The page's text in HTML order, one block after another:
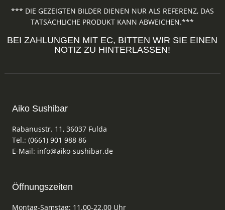
*** DIE GEZEIGTEN BILDER DIENEN NUR ALS REFERENZ, DAS
TATSÄCHLICHE PRODUKT KANN ABWEICHEN.***
BEI ZAHLUNGEN MIT EC, BITTEN WIR SIE EINEN
NOTIZ ZU HINTERLASSEN!
Aiko Sushibar
Rabanusstr. 11, 36037 Fulda
Tel.: (0661) 901 988 86
E-Mail: info@aiko-sushibar.de
Öffnungszeiten
Montag-Samstag: 11.00-22.00 Uhr